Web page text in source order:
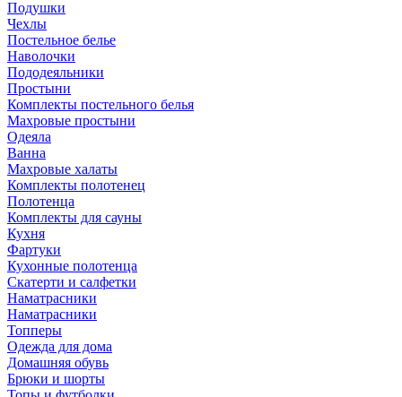
Подушки
Чехлы
Постельное белье
Наволочки
Пододеяльники
Простыни
Комплекты постельного белья
Махровые простыни
Одеяла
Ванна
Махровые халаты
Комплекты полотенец
Полотенца
Комплекты для сауны
Кухня
Фартуки
Кухонные полотенца
Скатерти и салфетки
Наматрасники
Наматрасники
Топперы
Одежда для дома
Домашняя обувь
Брюки и шорты